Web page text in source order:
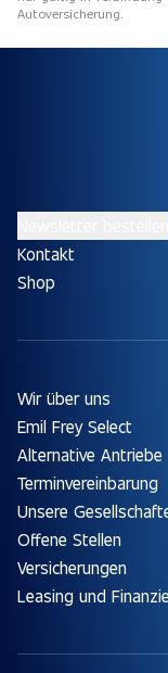
Autoversicherung.
Kontakt
Shop
Wir über uns
Emil Frey Select
Alternative Antriebe
Terminvereinbarung
Unsere
Offene Stellen
Versicherungen
Leasing und